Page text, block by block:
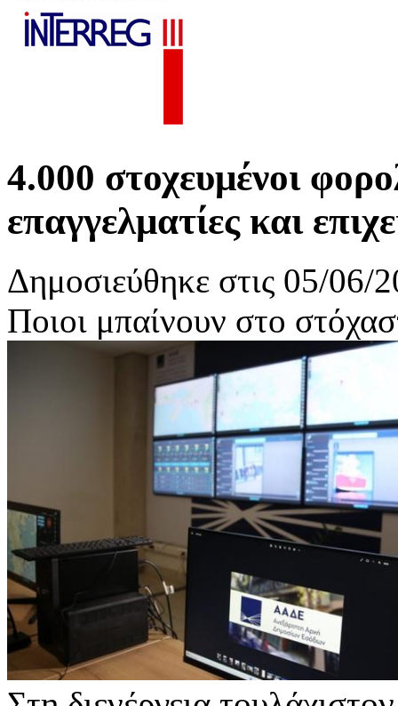
4.000 στοχευμένοι
επαγγελματίες και
Δημοσιεύθηκε στις 05/06/
Ποιοι μπαίνουν στο